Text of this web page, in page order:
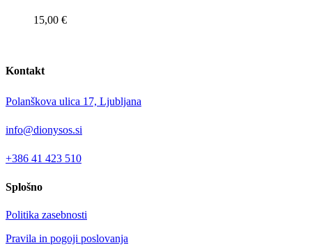
15,00 €
Kontakt
Polanškova ulica 17, Ljubljana
info@dionysos.si
+386 41 423 510
Splošno
Politika zasebnosti
Pravila in pogoji poslovanja